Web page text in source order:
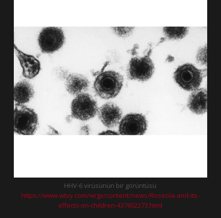
HHV-6 virüsünün bir görüntüsü
https://www.wtvy.com/wrgx/content/news/Roseola-and-its-
effects-on-children-437602273.html